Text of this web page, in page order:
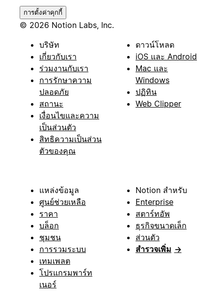
การตั้งค่าคุกกี้
© 2026 Notion Labs, Inc.
บริษัท
เกี่ยวกับเรา
ร่วมงานกับเรา
การรักษาความ
ปลอดภัย
สถานะ
เงื่อนไขและความ
เป็นส่วนตัว
สิทธิความเป็นส่วน
ตัวของคุณ
ดาวน์โหลด
iOS และ Android
Mac และ
Windows
ปฏิทิน
Web Clipper
แหล่งข้อมูล
ศูนย์ช่วยเหลือ
ราคา
บล็อก
ชุมชน
การรวมระบบ
เทมเพลต
โปรแกรมพาร์ท
เนอร์
Notion สำหรับ
Enterprise
สตาร์ทอัพ
ธุรกิจขนาดเล็ก
ส่วนตัว
สำรวจเพิ่ม →